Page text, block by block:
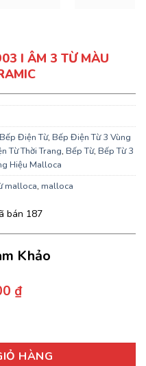
I ÂM 3 TỪ MÀU
Bếp Điện Từ, Bếp Điện Từ 3 Vùng
Từ Thời Trang, Bếp Từ, Bếp Từ 3
Hiệu Malloca
malloca, malloca
bán 187
Khảo
₫Giá
11.000.000 ₫.
màu đen mặt kính
HÀNG